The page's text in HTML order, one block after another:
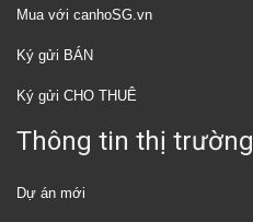
Mua với canhoSG.vn
Ký gửi BÁN
Ký gửi CHO THUÊ
Thông tin thị trường
Dự án mới